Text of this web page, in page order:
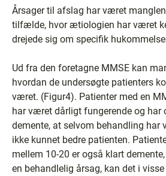
Årsager til afslag har været
tilfælde, hvor ætiologien har været
drejede sig om specifik
Ud fra den foretagne MMSE kan
hvordan de undersøgte patienters
været. (Figur4). Patienter med en
har været dårligt fungerende og har
demente, at selvom behandling har
ikke kunnet bedre patienten.
mellem 10-20 er også klart
en behandlelig årsag, kan det i